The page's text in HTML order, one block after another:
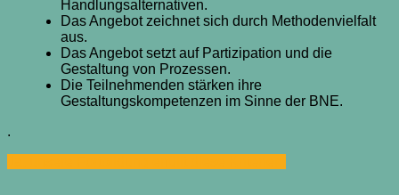
Handlungsalternativen.
Das Angebot zeichnet sich durch Methodenvielfalt
aus.
Das Angebot setzt auf Partizipation und die
Gestaltung von Prozessen.
Die Teilnehmenden stärken ihre
Gestaltungskompetenzen im Sinne der BNE.
.